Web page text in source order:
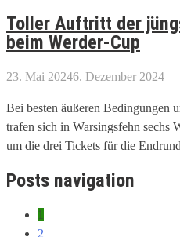
Toller Auftritt der
beim Werder-Cup
23. Mai 20246. Dezember 2024
Bei besten äußeren Bedingungen
trafen sich in Warsingsfehn sechs
um die drei Tickets für die
Posts navigation
1
2